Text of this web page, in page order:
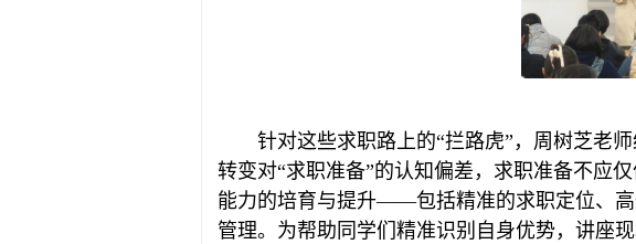
针对这些求职路上的“拦路虎”，周树芝老
转变对“求职准备”的认知偏差，求职准备不应
能力的培育与提升——包括精准的求职定位、
管理。为帮助同学们精准识别自身优势，讲座